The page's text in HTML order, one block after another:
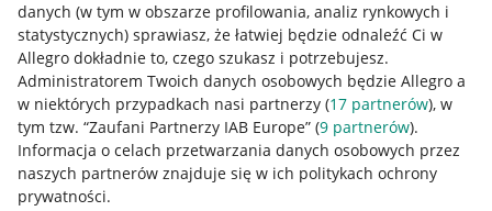
danych (w tym w obszarze profilowania, analiz rynkowych i
statystycznych) sprawiasz, że łatwiej będzie odnaleźć Ci w
Allegro dokładnie to, czego szukasz i potrzebujesz.
Administratorem Twoich danych osobowych będzie Allegro a
w niektórych przypadkach nasi partnerzy (17 partnerów), w
tym tzw. “Zaufani Partnerzy IAB Europe” (9 partnerów).
Informacja o celach przetwarzania danych osobowych przez
naszych partnerów znajduje się w ich politykach ochrony
prywatności.
Przydatne informacje
Jak to działa